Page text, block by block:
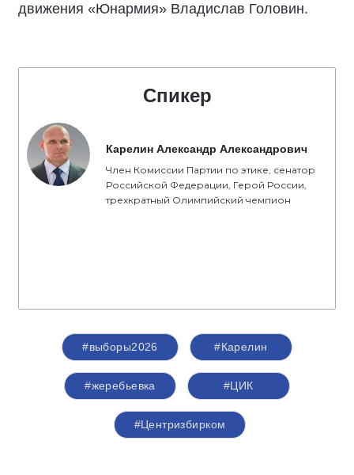
движения «Юнармия» Владислав Головин.
Спикер
Карелин Александр Александрович
Член Комиссии Партии по этике, сенатор
Российской Федерации, Герой России,
трехкратный Олимпийский чемпион
#выборы2026 #Карелин
#жеребьевка #ЦИК
#Центризбирком